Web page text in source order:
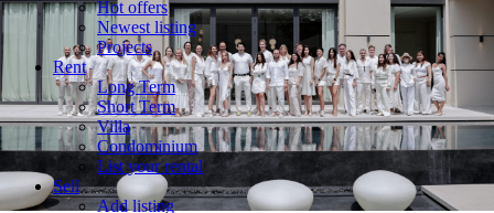
Hot offers
Newest listing
Projects
Rent
Long Term
Short Term
Villa
Condominium
List your rental
Sell
Add listing